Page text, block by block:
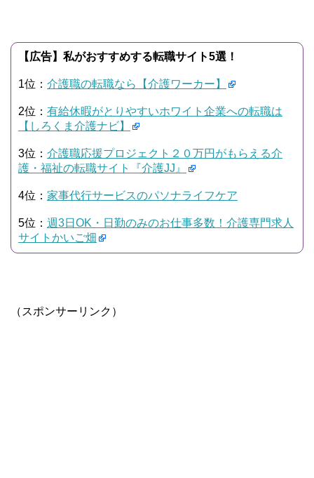
【広告】私がおすすめする転職サイト5選！
1位： 介護職の転職なら【介護ワーカー】
2位： 有給休暇がとりやすいホワイト企業への転職は
【しろくま介護ナビ】
3位： 介護職応援プロジェクト２０万円がもらえる介
護・福祉の転職サイト『介護JJ』
4位： 家事代行サービスのパソナライフケア
5位： 週3日OK・日勤のみのお仕事多数！介護専門求人
サイトかいご畑
（スポンサーリンク）